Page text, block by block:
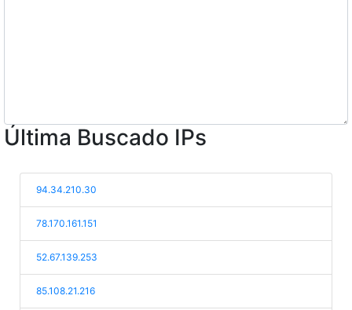
Última Buscado IPs
94.34.210.30
78.170.161.151
52.67.139.253
85.108.21.216